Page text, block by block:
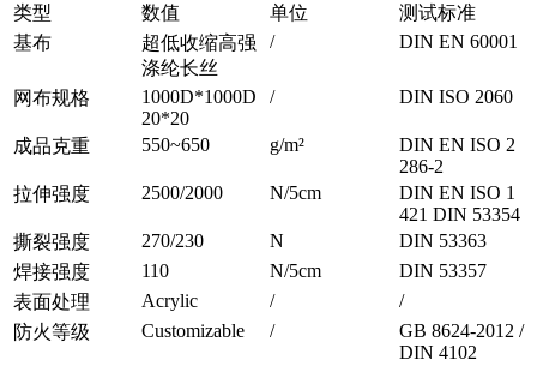
类型
数值 单位
测试标准
基布
超低收缩高强
涤纶长丝
/ DIN EN 60001
网布规格
1000D*1000D
20*20
/ DIN ISO 2060
成品克重 550~650 g/m²
DIN EN ISO 2
286-2
拉伸强度
2500/2000 N/5cm
DIN EN ISO 1
421 DIN 53354
撕裂强度
270/230 N
DIN 53363
焊接强度
110 N/5cm
DIN 53357
表面处理
Acrylic /
/
防火等级
Customizable /
GB 8624-2012 /
DIN 4102